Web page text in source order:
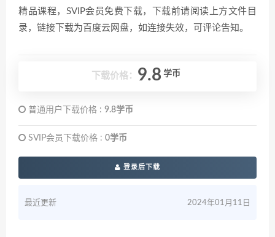
精品课程，SVIP会员免费下载，下载前请阅读上方文件目
录，链接下载为百度云网盘，如连接失效，可评论告知。
下载价格： 9.8 学币
普通用户下载价格 : 9.8学币
SVIP会员下载价格 : 0学币
登录后下载
最近更新 2024年01月11日